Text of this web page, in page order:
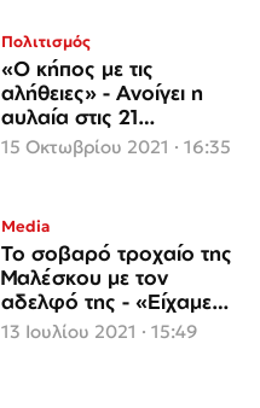
Πολιτισμός
«Ο κήπος με τις
αλήθειες» - Ανοίγει η
αυλαία στις 21
Οκτωβρίου στο θέατρο
Μουσούρη
15 Οκτωβρίου 2021 · 16:35
Media
Το σοβαρό τροχαίο της
Μαλέσκου με τον
αδελφό της - «Είχαμε
πέσει στο γκρεμό…»
13 Ιουλίου 2021 · 15:49